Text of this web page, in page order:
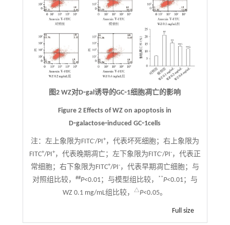
图2 WZ对D⁃gal诱导的GC⁃1细胞凋亡的影响
Figure 2 Effects of WZ on apoptosis in
D⁃galactose⁃induced GC⁃1cells
注： 左上象限为FITC-/PI+，代表坏死细胞；右上象限为
FITC+/PI+，代表晚期凋亡；左下象限为FITC-/PI-，代表正
常细胞；右下象限为FITC+/PI-，代表早期凋亡细胞；与
对照组比较，
##P<0.01；与模型组比较， **P<0.01；与
WZ 0.1 mg/mL组比较，△P<0.05。
Full size